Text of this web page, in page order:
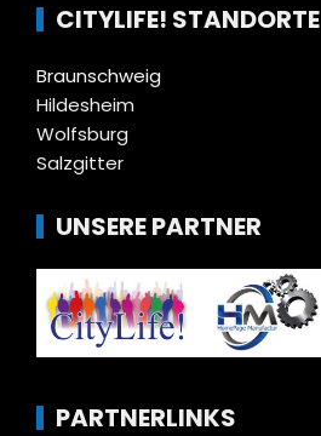
CITYLIFE! STANDORTE
Braunschweig
Hildesheim
Wolfsburg
Salzgitter
UNSERE PARTNER
PARTNERLINKS